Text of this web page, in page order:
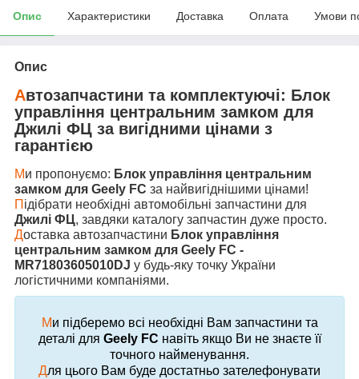
Опис Характеристики Доставка Оплата Умови
Опис
Автозапчастини та комплектуючі: Блок
управління центральним замком для
Джилі ФЦ за вигідними цінами з
гарантією
Ми пропонуємо: Блок управління центральним
замком для Geely FC за найвигіднішими цінами!
П ідібрати необхідні автомобільні запчастини для
Джилі ФЦ, завдяки каталогу запчастин дуже просто.
Доставка автозапчастини Блок управління
центральним замком для Geely FC -
MR71803605010DJ у будь-яку точку України
логістичними компаніями.
Ми підберемо всі необхідні Вам запчастини та
деталі для Geely FC навіть якщо Ви не знаєте її
точного найменування.
Для цього Вам буде достатньо зателефонувати